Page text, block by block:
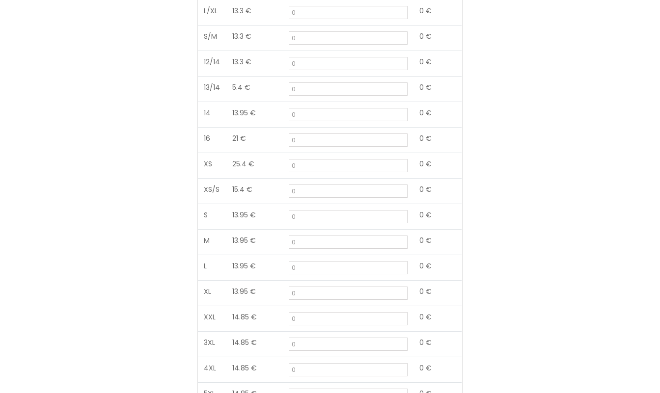
L/XL 13.3 € 0 €
S/M 13.3 € 0 €
12/14 13.3 € 0 €
13/14 5.4 € 0 €
14 13.95 € 0 €
16 21 € 0 €
XS 25.4 € 0 €
XS/S 15.4 € 0 €
S 13.95 € 0 €
M 13.95 € 0 €
L 13.95 € 0 €
XL 13.95 € 0 €
XXL 14.85 € 0 €
3XL 14.85 € 0 €
4XL 14.85 € 0 €